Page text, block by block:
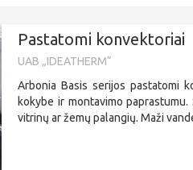
Pastatomi konvektoriai
UAB „IDEATHERM“
Arbonia Basis serijos pastatomi
kokybe ir montavimo
vitrinų ar žemų palangių. Maži